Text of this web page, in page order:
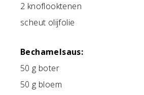
2 knoflooktenen
scheut olijfolie
Bechamelsaus:
50 g boter
50 g bloem